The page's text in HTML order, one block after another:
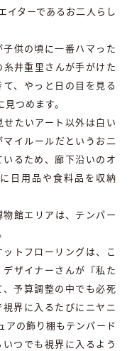
イターであるお二人らし
子供の頃に一番ハマった
井重里さんが手がけた
、やっと日の目を見る
つめます。
たいアート以外は白い
イルールだというお二
るため、廊下沿いのオ
日用品や食料品を収納
館エリアは、テンパー
ットフローリングは、こ
ザイナーさんが『私た
予算調整の中でも必死
界に入るたびにニヤニ
アの飾り棚もテンパード
つでも視界に入るよう